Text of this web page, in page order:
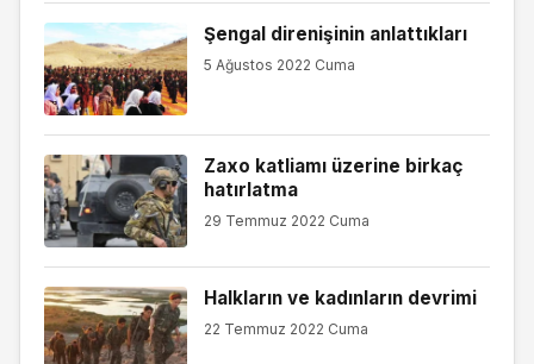
Şengal direnişinin anlattıkları
5 Ağustos 2022 Cuma
Zaxo katliamı üzerine birkaç
hatırlatma
29 Temmuz 2022 Cuma
Halkların ve kadınların devrimi
22 Temmuz 2022 Cuma